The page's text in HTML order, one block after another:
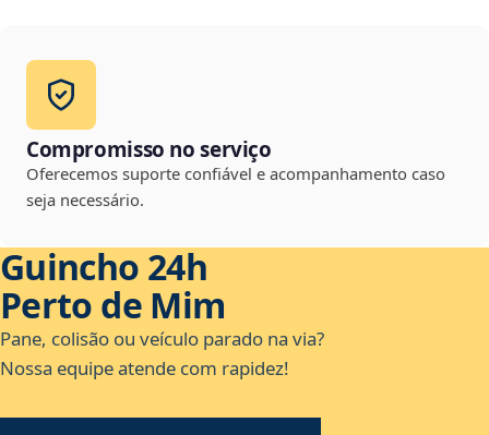
Compromisso no serviço
Oferecemos suporte confiável e acompanhamento caso
seja necessário.
Guincho 24h
Perto de Mim
Pane, colisão ou veículo parado na via?
Nossa equipe atende com rapidez!